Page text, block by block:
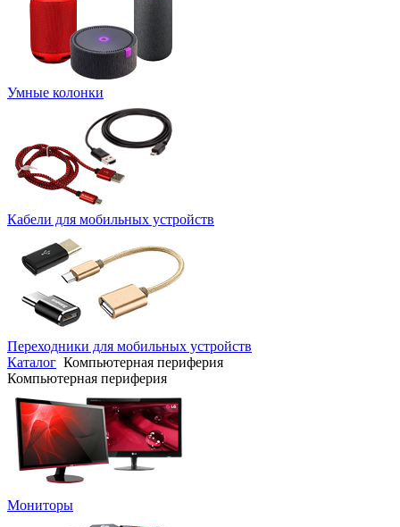
Умные колонки
Кабели для мобильных устройств
Переходники для мобильных устройств
Каталог Компьютерная периферия
Компьютерная периферия
Мониторы